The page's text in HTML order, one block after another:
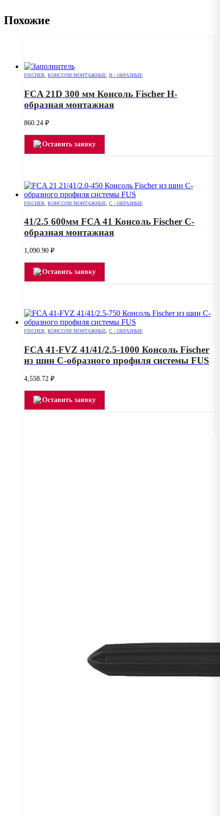
Похожие
FISCHER, КОНСОЛИ МОНТАЖНЫЕ, Н - ОБРАЗНЫЕ
FCA 21D 300 мм Консоль Fischer H-
образная монтажная
860.24 ₽
Оставить заявку
FISCHER КОНСОЛИ МОНТАЖНЫЕ С - ОБРАЗНЫЕ
41/2.5 600мм FCA 41 Консоль Fischer C-
образная монтажная
1,090.90 ₽
Оставить заявку
FISCHER, КОНСОЛИ МОНТАЖНЫЕ, С - ОБРАЗНЫЕ
FCA 41-FVZ 41/41/2.5-1000 Консоль Fischer
из шин С-образного профиля системы FUS
4,558.72 ₽
Оставить заявку